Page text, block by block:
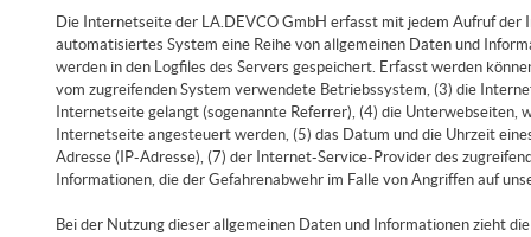
Die Internetseite der LA.DEVCO GmbH erfasst mit jedem Aufruf
automatisiertes System eine Reihe von allgemeinen Daten und
werden in den Logfiles des Servers gespeichert. Erfasst werden
vom zugreifenden System verwendete Betriebssystem, (3) die
Internetseite gelangt (sogenannte Referrer), (4) die Unterwebseiten,
Internetseite angesteuert werden, (5) das Datum und die Uhrzeit
Adresse (IP-Adresse), (7) der Internet-Service-Provider des
Informationen, die der Gefahrenabwehr im Falle von Angriffen auf
Bei der Nutzung dieser allgemeinen Daten und Informationen zieht